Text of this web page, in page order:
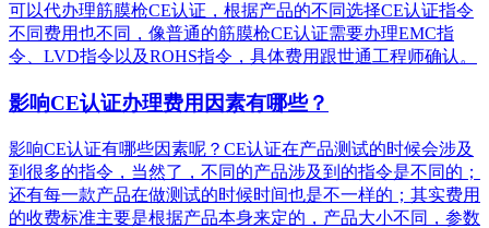
可以代办理筋膜枪CE认证，根据产品的不同选择CE认证指令
不同费用也不同，像普通的筋膜枪CE认证需要办理EMC指
令、LVD指令以及ROHS指令，具体费用跟世通工程师确认。
影响CE认证办理费用因素有哪些？
影响CE认证有哪些因素呢？CE认证在产品测试的时候会涉及
到很多的指令，当然了，不同的产品涉及到的指令是不同的；
还有每一款产品在做测试的时候时间也是不一样的；其实费用
的收费标准主要是根据产品本身来定的，产品大小不同，参数